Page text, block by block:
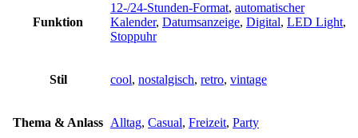
Funktion
12-/24-Stunden-Format, automatischer
Kalender, Datumsanzeige, Digital, LED Light,
Stoppuhr
Stil cool, nostalgisch, retro, vintage
Thema & Anlass Alltag, Casual, Freizeit, Party